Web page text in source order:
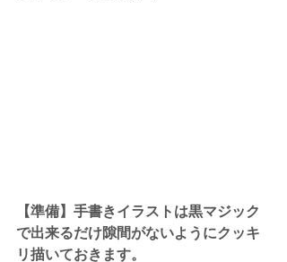
【準備】手書きイラストは黒マジック
で出来るだけ隙間がないようにクッキ
リ描いておきます。